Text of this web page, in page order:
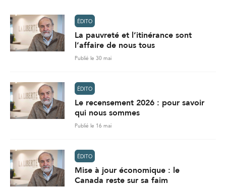
ÉDITO
La pauvreté et l’itinérance sont
l’affaire de nous tous
Publié le 30 mai
ÉDITO
Le recensement 2026 : pour savoir
qui nous sommes
Publié le 16 mai
ÉDITO
Mise à jour économique : le
Canada reste sur sa faim